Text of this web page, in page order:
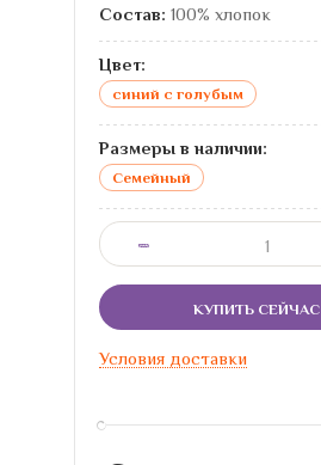
Состав: 100% хлопок
Цвет:
синий с голубым
Размеры в наличии:
Семейный
КУПИТЬ СЕЙЧАС
Условия доставки